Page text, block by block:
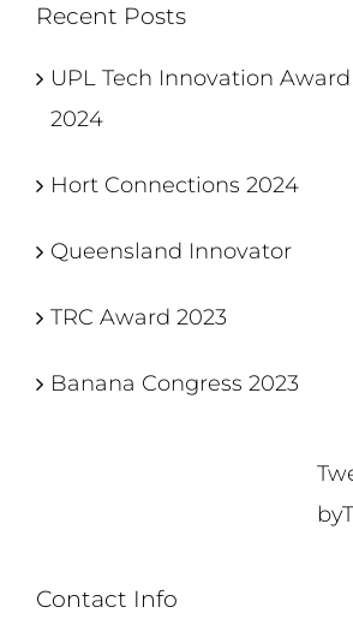
Recent Posts
UPL Tech Innovation
2024
Hort Connections 2024
Queensland Innovator
TRC Award 2023
Banana Congress 2023
Contact Info